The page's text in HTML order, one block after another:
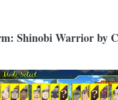
Shinobi Warrior by